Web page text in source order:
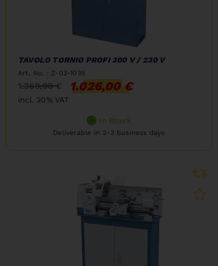
TAVOLO TORNIO PROFI 300 V / 230 V
Art. No. : Z-03-1035
1.368,00 € 1.026,00 €
incl. 20% VAT
In Stock
Deliverable in 2-3 business days